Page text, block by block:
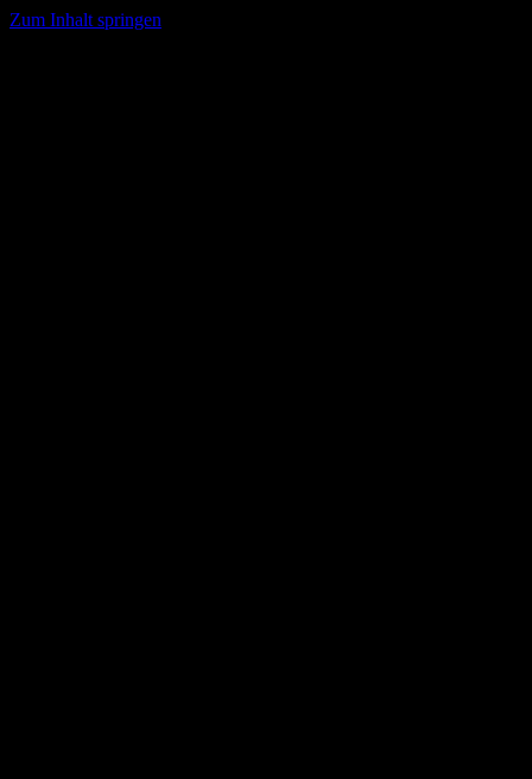
Zum Inhalt springen